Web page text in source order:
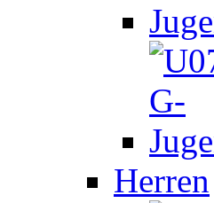
Herren